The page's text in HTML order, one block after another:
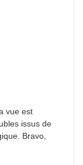
vue est
issus de
Bravo,